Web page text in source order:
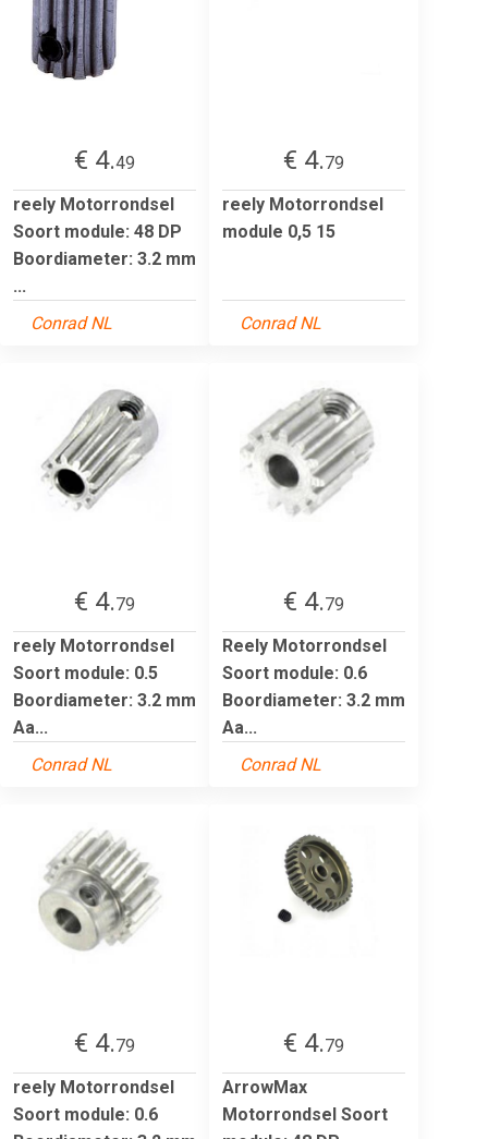
€ 4.49
reely Motorrondsel
Soort module: 48 DP
Boordiameter: 3.2 mm
...
Conrad NL
€ 4.79
reely Motorrondsel
module 0,5 15
Conrad NL
€ 4.79
reely Motorrondsel
Soort module: 0.5
Boordiameter: 3.2 mm
Aa...
Conrad NL
€ 4.79
Reely Motorrondsel
Soort module: 0.6
Boordiameter: 3.2 mm
Aa...
Conrad NL
€ 4.79
reely Motorrondsel
Soort module: 0.6
€ 4.79
ArrowMax
Motorrondsel Soort